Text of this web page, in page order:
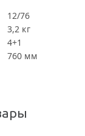
12/76
3,2 кг
4+1
760 мм